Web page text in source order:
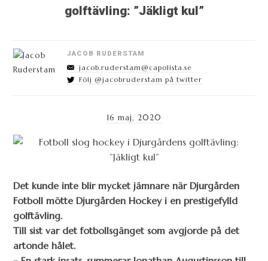
golftävling: ”Jäkligt kul”
JACOB RUDERSTAM
jacob.ruderstam@capolista.se
Följ @jacobruderstam på twitter
16 maj, 2020
Det kunde inte blir mycket jämnare när Djurgården
Fotboll mötte Djurgården Hockey i en prestigefylld
golftävling.
Till sist var det fotbollsgänget som avgjorde på det
artonde hålet.